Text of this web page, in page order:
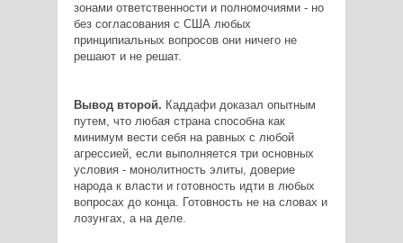
зонами ответственности и полномочиями - но
без согласования с США любых
принципиальных вопросов они ничего не
решают и не решат.
Вывод второй. Каддафи доказал опытным
путем, что любая страна способна как
минимум вести себя на равных с любой
агрессией, если выполняется три основных
условия - монолитность элиты, доверие
народа к власти и готовность идти в любых
вопросах до конца. Готовность не на словах и
лозунгах, а на деле.